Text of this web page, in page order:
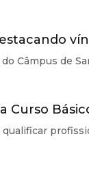
Câmpus de
Curso